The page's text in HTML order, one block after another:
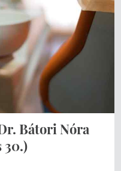
Bátori Nóra
30.)